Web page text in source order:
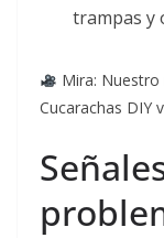
trampas y
Mira:
Cucarachas DIY